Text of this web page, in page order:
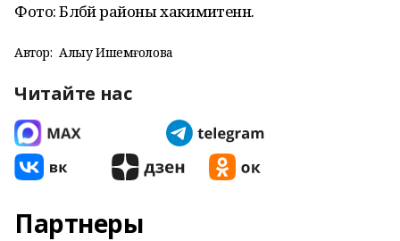
Фото: Бәләбәй районы хакимиәтенән.
Автор: Алһыу Ишемғолова
Читайте нас
Партнеры